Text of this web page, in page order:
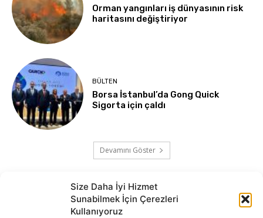
Size Daha İyi Hizmet
Sunabilmek İçin Çerezleri
Kullanıyoruz
Orman yangınları iş dünyasının risk
haritasını değiştiriyor
BÜLTEN
Borsa İstanbul’da Gong Quick
Sigorta için çaldı
Devamını Göster